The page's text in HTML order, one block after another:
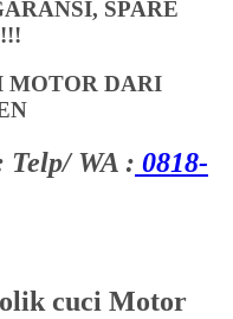
SPARE
MOTOR DARI
Telp/ WA : 0818-
cuci Motor